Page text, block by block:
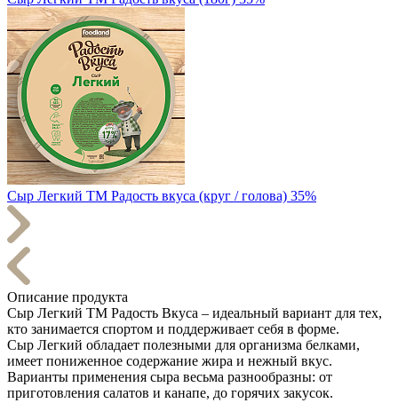
Сыр Легкий TM Радость вкуса (круг / голова) 35%
Описание продукта
Сыр Легкий ТМ Радость Вкуса – идеальный вариант для тех,
кто занимается спортом и поддерживает себя в форме.
Сыр Легкий обладает полезными для организма белками,
имеет пониженное содержание жира и нежный вкус.
Варианты применения сыра весьма разнообразны: от
приготовления салатов и канапе, до горячих закусок.